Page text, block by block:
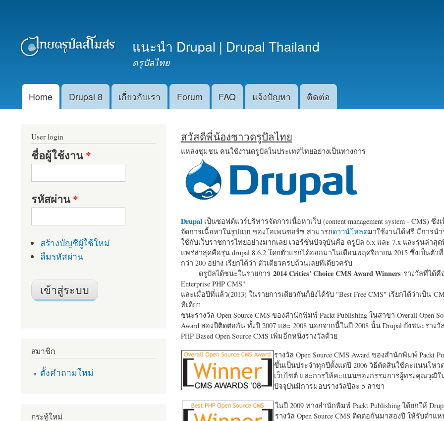
หลัก
แนะนำ Drupal | Drupal Thailand
ดรูปัลไทย
Main menu
Home Drupal 8 เกี่ยวกับเรา Forum FAQ แจ้งปัญหา ติดต่อ
สวัสดีพี่น้องชาวดรูปัลไทย
แหล่งชุมชน คนใช้งานดรูปัลในประเทศไทยอย่างเป็นทางการ
Drupalเป็นซอฟต์แวร์บริหารจัดการเนื้อหาเว็บ (content management system - CMS) ซึ่ง
จัดการเนื้อหาในรูปแบบของโอเพนซอร์ซ สามารถดาวน์โหลดมาใช้งานได้ฟรี มีการน
ใช้กับเว็บราชการไทยอย่างมากเลย เวอร์ชั่นปัจจุบันคือ ดรูปัล 6.x และ 7.x และรุ่นล่าสุด
แพร่ล่าสุดคือรุ่น drupal 8.6.2 โดยตัวแรกได้ออกมาในเดือนพฤศจิกายน 2015 ซึ่งเป็นตั
กว่า 200 อย่าง เรียกได้ว่า ตัวเดียวครบถ้วนเลยทีเดียวครับ
ดรูปัลได้ชนะในรายการ 2014 Critics' Choice CMS Award Winners รางวัลที่ได้คื
Enterprise PHP CMS"
และเมื่อปีที่แล้ว(2013) ในรายการเดียวกันก็ยังได้รับ "Best Free CMS" เรียกได้ว่าเป็น
ทีเดียว
ชนะรางวัล Open Source CMS ของสำนักพิมพ์ Packt Publishing ในสาขา Overall Open
Award สองปีติดต่อกัน ทั้งปี 2007 และ 2008 นอกจากนี้ในปี 2008 นั้น Drupal ยังชนะรางวั
PHP Based Open Source CMS เพิ่มอีกหนึ่งรางวัลด้วย
รางวัล Open Source CMS Award ของสำนักพิมพ์ Packt
ขึ้นเป็นประจำทุกปีตั้งแต่ปี 2006 วิธีตัดสินใช้คะแนนโหว
เว็บไซต์ และการให้คะแนนของกรรมการผู้ทรงคุณวุฒิใ
ปัจจุบันมีการมอบรางวัลปีละ 5 สาขา
ในปี 2009 ทางสำนักพิมพ์ Packt Publishing ได้ยกให้
รางวัล Open Source CMS ติดต่อกันมาสองปี ให้รับตำแ
User login
ชื่อผู้ใช้งาน*
รหัสผ่าน*
สร้างบัญชีผู้ใช้ใหม่
ลืมรหัสผ่าน
สมาชิก
ตั้งคำถามใหม่
กระทู้ใหม่